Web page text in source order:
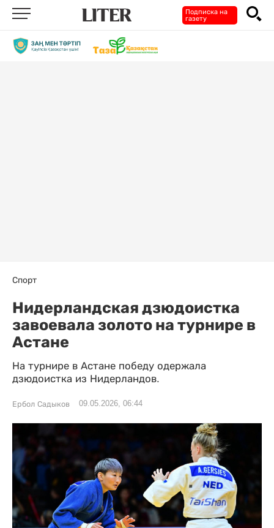
Подписка на
газету
Спорт
Нидерландская дзюдоистка
завоевала золото на турнире в
Астане
На турнире в Астане победу одержала
дзюдоистка из Нидерландов.
Ербол Садыков 09.05.2026, 06:44